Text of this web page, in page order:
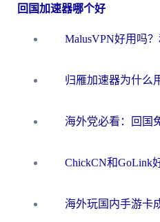
回国加速器哪个好